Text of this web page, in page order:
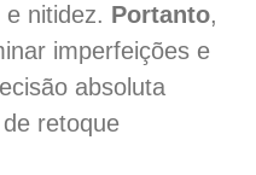
nitidez. Portanto,
imperfeições e
absoluta
retoque